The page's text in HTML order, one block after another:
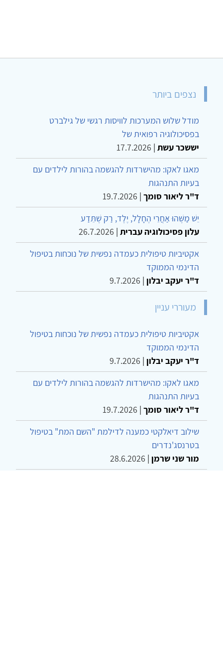
נצפים ביותר
מודל שלוש המערכות לוויסות רגשי של גילברט
בפסיכולוגיה רפואית של
יששכר עשת |
17.7.2026
מאגו לאקו: מהישרדות להגשמה בהורות לילדים עם
בעיות התנהגות
ד"ר ליאור סומך |
19.7.2026
יֵשׁ מַשֶּׁהוּ אַחֲרֵי הֶחָלָל, יֶלֶד, רַק שֶׁתֵּדַע
עלון פסיכולוגיה עברית |
26.7.2026
אקטיביות טיפולית כעמדה נפשית של נוכחות בטיפול
הדינמי הממוקד
ד"ר יעקב יבלון |
9.7.2026
מעוררי עניין
אקטיביות טיפולית כעמדה נפשית של נוכחות בטיפול
הדינמי הממוקד
ד"ר יעקב יבלון |
9.7.2026
מאגו לאקו: מהישרדות להגשמה בהורות לילדים עם
בעיות התנהגות
ד"ר ליאור סומך |
19.7.2026
שילוב דיאלקטי כמענה לדילמת "השם המת" בטיפול
בטרנסג'נדרים
מור שני שרמן |
28.6.2026